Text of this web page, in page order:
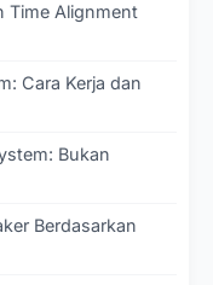
Time Alignment
Cara Kerja dan
Bukan
Berdasarkan